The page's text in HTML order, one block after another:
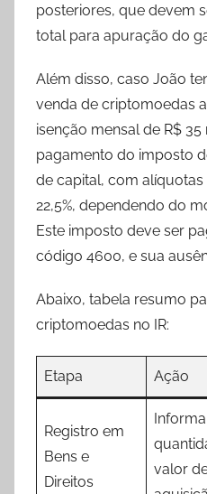
posteriores, que devem
total para apuração do
Além disso, caso João
venda de criptomoedas
isenção mensal de R$
pagamento do imposto
de capital, com alíquotas
22,5%, dependendo do
Este imposto deve ser
código 4600, e sua
Abaixo, tabela resumo
criptomoedas no IR:
Etapa Ação
Registro em
Bens e
Direitos
valor